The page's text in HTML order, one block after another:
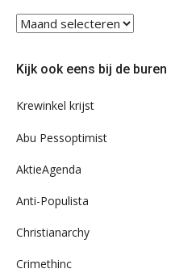
Blader
ons
Kijk ook eens bij de buren
Krewinkel krijst
Abu Pessoptimist
AktieAgenda
Anti-Populista
Christianarchy
Crimethinc